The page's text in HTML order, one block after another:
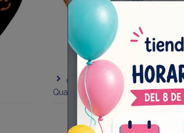
Globos Murciélagos 11"-28cm
Qualatex
Bolsa 25 unidades